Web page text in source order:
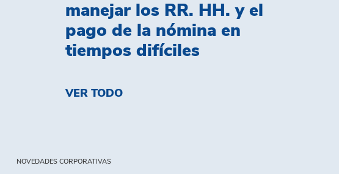
manejar los RR. HH. y el
pago de la nómina en
tiempos difíciles
VER TODO
NOVEDADES CORPORATIVAS